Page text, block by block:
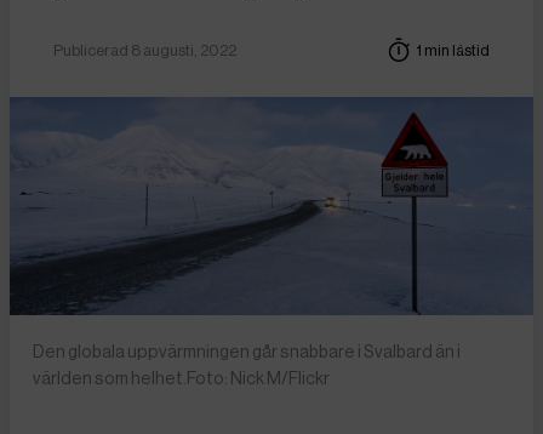
Publicerad 8 augusti, 2022 1 min lästid
Den globala uppvärmningen går snabbare i Svalbard än i
världen som helhet.Foto: Nick M/Flickr